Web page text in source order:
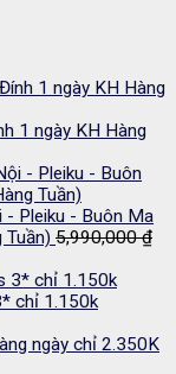
1 ngày KH Hàng
- Pleiku - Buôn Ma
5,990,000₫
chỉ 1.150k